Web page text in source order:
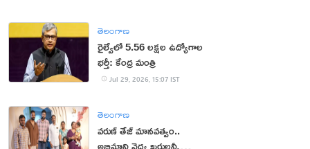
తెలంగాణ
రైల్వేలో 5.56 లక్షల ఉద్యోగాల
భర్తీ: కేంద్ర మంత్రి
Jul 29, 2026, 15:07 IST
తెలంగాణ
వరుణ్ తేజ్ మానవత్వం..